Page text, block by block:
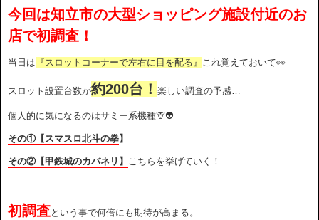
今回は知立市の大型ショッピング施設付近のお
店で初調査！
当日は 『スロットコーナーで左右に目を配る』 これ覚えておいて👀
スロット設置台数が約200台！ 楽しい調査の予感…
個人的に気になるのはサミー系機種🦒👽
その①【スマスロ北斗の拳】
その②【甲鉄城のカバネリ】 こちらを挙げていく！
初調査という事で何倍にも期待が高まる。